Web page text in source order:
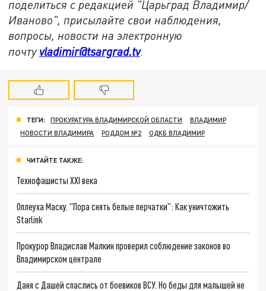
поделиться с редакцией "Царьград Владимир/
Иваново", присылайте свои наблюдения,
вопросы, новости на электронную
почту vladimir@tsargrad.tv.
ТЕГИ: ПРОКУРАТУРА ВЛАДИМИРСКОЙ ОБЛАСТИ
ВЛАДИМИР
НОВОСТИ ВЛАДИМИРА
РОДДОМ №2 ОДКБ ВЛАДИМИР
ЧИТАЙТЕ ТАКЖЕ:
Технофашисты XXI века
Оплеуха Маску. "Пора снять белые перчатки": Как уничтожить
Starlink
Прокурор Владислав Малкин проверил соблюдение законов во
Владимирском централе
Даня с Дашей спаслись от боевиков ВСУ. Но беды для малышей не